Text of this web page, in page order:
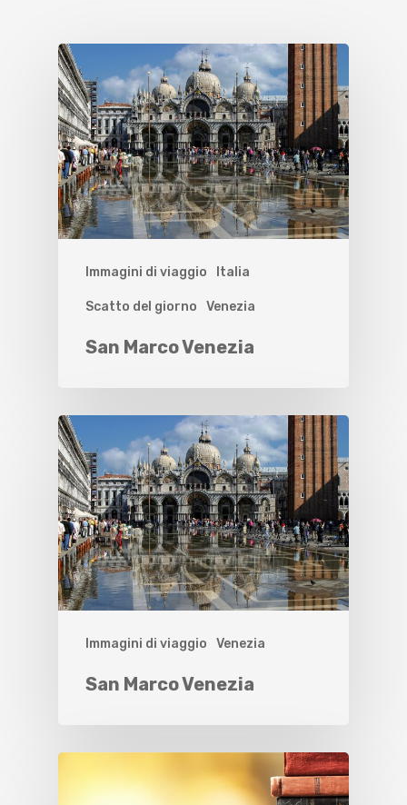
Immagini di viaggio Italia
Scatto del giorno Venezia
San Marco Venezia
Immagini di viaggio Venezia
San Marco Venezia